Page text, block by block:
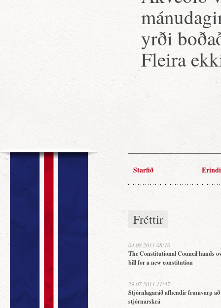
yrði
Fleira
Starfið Erindi
Fréttir
04.08.2011 08:10
The Constitutional Council hands
bill for a new constitution
29.07.2011 11:37
Stjórnlagaráð afhendir frumvarp
stjórnarskrá